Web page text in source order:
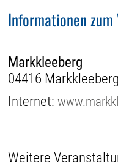
Informationen
Markkleeberg
04416 Markkleeberg
Internet:
Weitere